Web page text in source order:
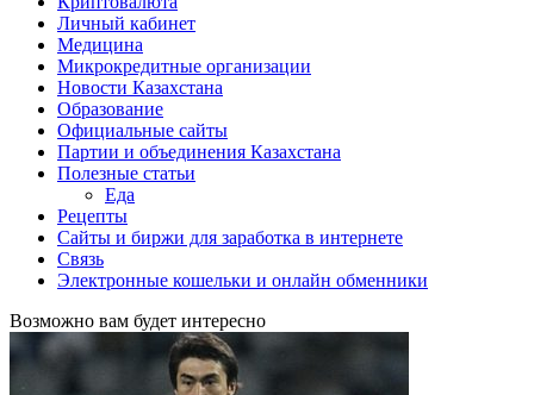
Личный кабинет
Медицина
Микрокредитные организации
Новости Казахстана
Образование
Официальные сайты
Партии и объединения Казахстана
Полезные статьи
Еда
Рецепты
Сайты и биржи для заработка в интернете
Связь
Электронные кошельки и онлайн обменники
Возможно вам будет интересно